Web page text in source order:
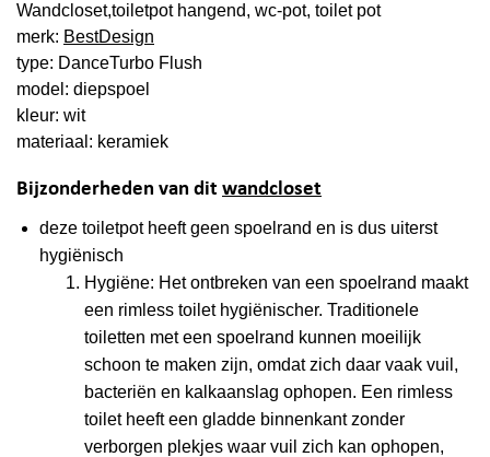
Wandcloset,toiletpot hangend, wc-pot, toilet pot
merk: BestDesign
type: DanceTurbo Flush
model: diepspoel
kleur: wit
materiaal: keramiek
Bijzonderheden van dit wandcloset
deze toiletpot heeft geen spoelrand en is dus uiterst
hygiënisch
Hygiëne: Het ontbreken van een spoelrand maakt
een rimless toilet hygiënischer. Traditionele
toiletten met een spoelrand kunnen moeilijk
schoon te maken zijn, omdat zich daar vaak vuil,
bacteriën en kalkaanslag ophopen. Een rimless
toilet heeft een gladde binnenkant zonder
verborgen plekjes waar vuil zich kan ophopen,